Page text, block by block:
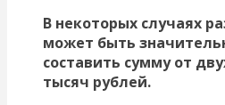
В некоторых случаях
может быть
составить сумму от
тысяч рублей.